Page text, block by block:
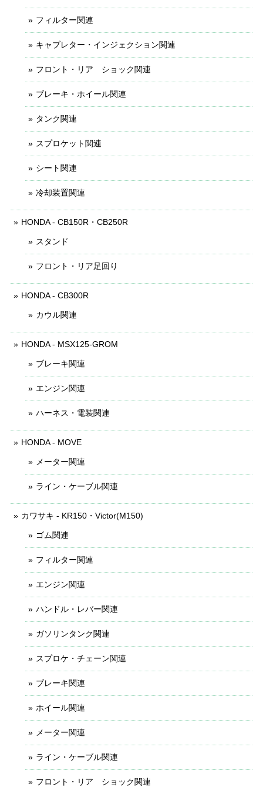
フィルター関連
キャブレター・インジェクション関連
フロント・リア ショック関連
ブレーキ・ホイール関連
タンク関連
スプロケット関連
シート関連
冷却装置関連
HONDA - CB150R・CB250R
スタンド
フロント・リア足回り
HONDA - CB300R
カウル関連
HONDA - MSX125-GROM
ブレーキ関連
エンジン関連
ハーネス・電装関連
HONDA - MOVE
メーター関連
ライン・ケーブル関連
カワサキ - KR150・Victor(M150)
ゴム関連
フィルター関連
エンジン関連
ハンドル・レバー関連
ガソリンタンク関連
スプロケ・チェーン関連
ブレーキ関連
ホイール関連
メーター関連
ライン・ケーブル関連
フロント・リア ショック関連